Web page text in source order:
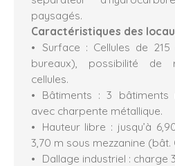
paysagés.
Caractéristiques des
Surface : Cellules de
bureaux), possibilité de
cellules.
Bâtiments : 3
avec charpente métallique.
Hauteur libre : jusqu’à
3,70 m sous mezzanine (bât.
Dallage industriel : charge